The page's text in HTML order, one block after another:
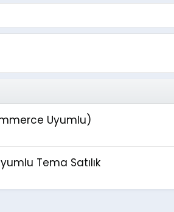
Uyumlu)
Tema Satılık